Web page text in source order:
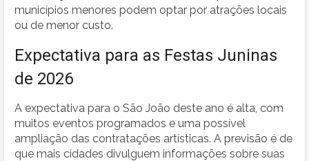
municípios menores podem optar por atrações locais
ou de menor custo.
Expectativa para as Festas Juninas
de 2026
A expectativa para o São João deste ano é alta, com
muitos eventos programados e uma possível
ampliação das contratações artísticas. A previsão é de
que mais cidades divulguem informações sobre suas